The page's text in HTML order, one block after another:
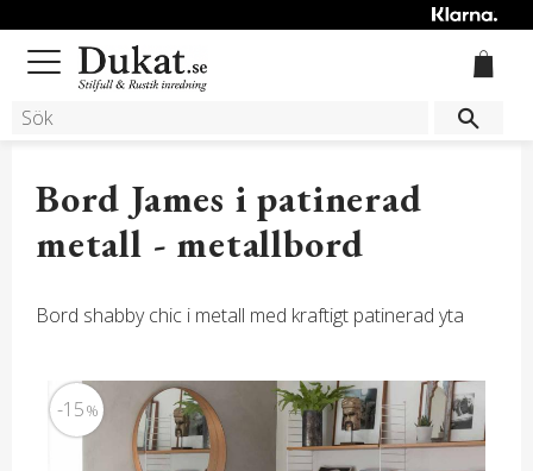
Meny
Bord James i patinerad
metall - metallbord
Bord shabby chic i metall med kraftigt patinerad yta
15%